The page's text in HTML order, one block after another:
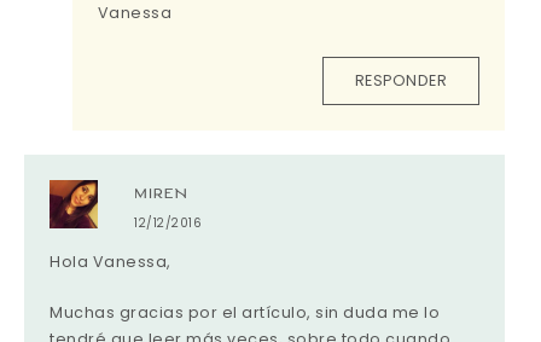
Vanessa
RESPONDER
MIREN
12/12/2016
Hola Vanessa,
Muchas gracias por el artículo, sin duda me lo